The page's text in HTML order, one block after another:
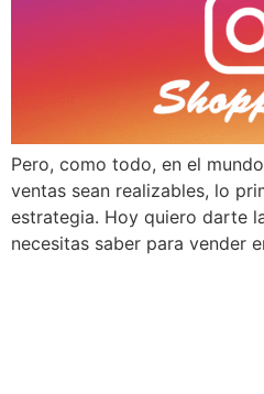
Pero, como todo, en el
ventas sean realizables, lo
estrategia. Hoy quiero darte
necesitas saber para vender